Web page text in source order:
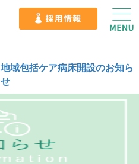
地域包括ケア病床開設のお知ら
せ